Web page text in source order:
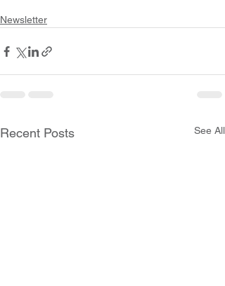
Newsletter
Recent Posts See All